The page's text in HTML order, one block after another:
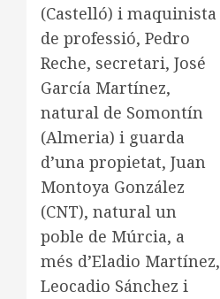
(Castelló) i maquinista
de professió, Pedro
Reche, secretari, José
García Martínez,
natural de Somontín
(Almeria) i guarda
d’una propietat, Juan
Montoya González
(CNT), natural un
poble de Múrcia, a
més d’Eladio Martínez,
Leocadio Sánchez i